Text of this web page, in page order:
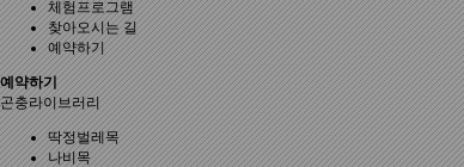
체험프로그램
찾아오시는 길
예약하기
예약하기
곤충라이브러리
딱정벌레목
나비목